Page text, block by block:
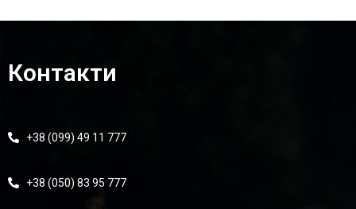
Контакти
+38 (099) 49 11 777
+38 (050) 83 95 777